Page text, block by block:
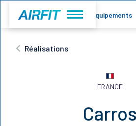
Accueil Equipements
Réalisations
FRANCE
Carros